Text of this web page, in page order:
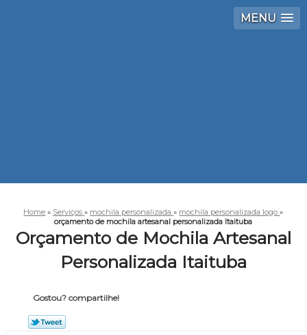
MENU
Home » Serviços» mochila personalizada» mochila personalizada logo»
orçamento de mochila artesanal personalizada Itaituba
Orçamento de Mochila Artesanal
Personalizada Itaituba
Gostou? compartilhe!